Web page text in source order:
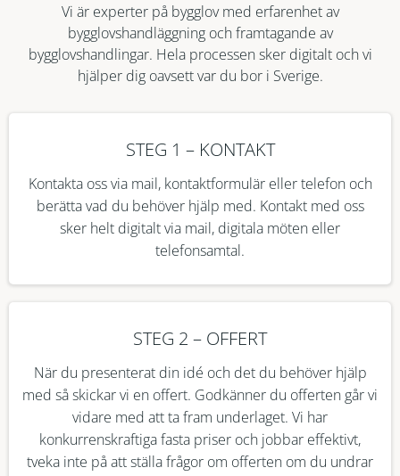
Vi är experter på bygglov med erfarenhet av
bygglovshandläggning och framtagande av
bygglovshandlingar. Hela processen sker digitalt och vi
hjälper dig oavsett var du bor i Sverige.
STEG 1 – KONTAKT
Kontakta oss via mail, kontaktformulär eller telefon och
berätta vad du behöver hjälp med. Kontakt med oss
sker helt digitalt via mail, digitala möten eller
telefonsamtal.
STEG 2 – OFFERT
När du presenterat din idé och det du behöver hjälp
med så skickar vi en offert. Godkänner du offerten går vi
vidare med att ta fram underlaget. Vi har
konkurrenskraftiga fasta priser och jobbar effektivt,
tveka inte på att ställa frågor om offerten om du undrar